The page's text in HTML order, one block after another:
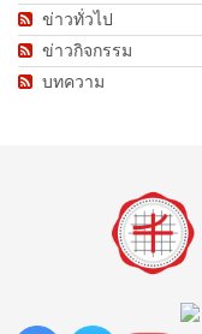
ข่าวทั่วไป
ข่าวกิจกรรม
บทความ